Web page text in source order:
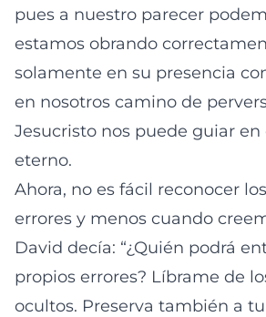
pues a nuestro parecer
estamos obrando
solamente en su presencia
en nosotros camino de
Jesucristo nos puede guiar
eterno.
Ahora, no es fácil reconocer
errores y menos cuando
David decía: “¿Quién podrá
propios errores? Líbrame de
ocultos. Preserva también a